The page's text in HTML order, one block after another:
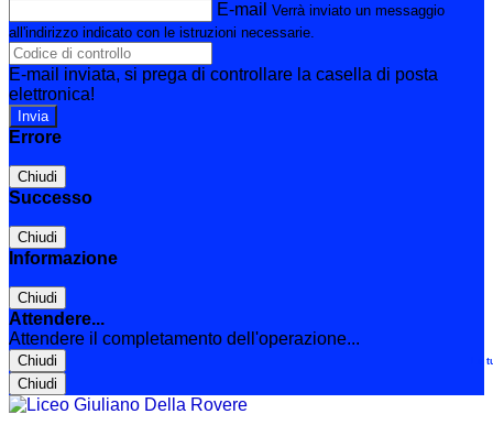
E-mail Verrà inviato un messaggio
all'indirizzo indicato con le istruzioni necessarie.
E-mail inviata, si prega di controllare la casella di posta
elettronica!
Errore
Chiudi
Successo
Chiudi
Informazione
Chiudi
Attendere...
Attendere il completamento dell'operazione...
Chiudi
Chiudi
Le